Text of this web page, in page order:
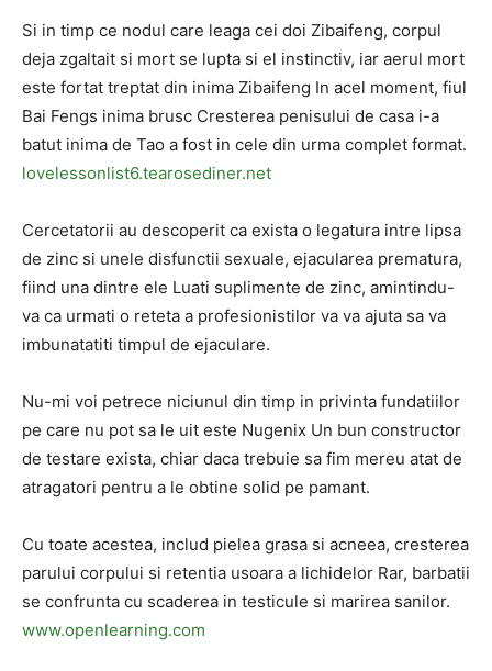
Si in timp ce nodul care leaga cei doi Zibaifeng, corpul
deja zgaltait si mort se lupta si el instinctiv, iar aerul mort
este fortat treptat din inima Zibaifeng In acel moment, fiul
Bai Fengs inima brusc Cresterea penisului de casa i-a
batut inima de Tao a fost in cele din urma complet format.
lovelessonlist6.tearosediner.net
Cercetatorii au descoperit ca exista o legatura intre lipsa
de zinc si unele disfunctii sexuale, ejacularea prematura,
fiind una dintre ele Luati suplimente de zinc, amintindu-
va ca urmati o reteta a profesionistilor va va ajuta sa va
imbunatatiti timpul de ejaculare.
Nu-mi voi petrece niciunul din timp in privinta fundatiilor
pe care nu pot sa le uit este Nugenix Un bun constructor
de testare exista, chiar daca trebuie sa fim mereu atat de
atragatori pentru a le obtine solid pe pamant.
Cu toate acestea, includ pielea grasa si acneea, cresterea
parului corpului si retentia usoara a lichidelor Rar, barbatii
se confrunta cu scaderea in testicule si marirea sanilor.
www.openlearning.com